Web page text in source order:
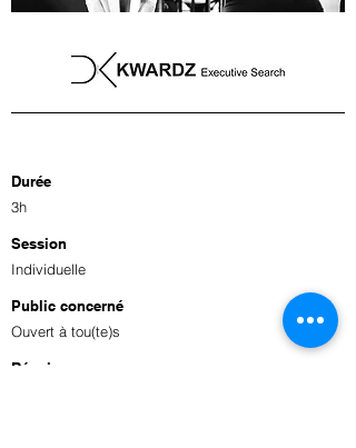
Durée
3h
Session
Individuelle
Public concerné
Ouvert à tou(te)s
Réunion